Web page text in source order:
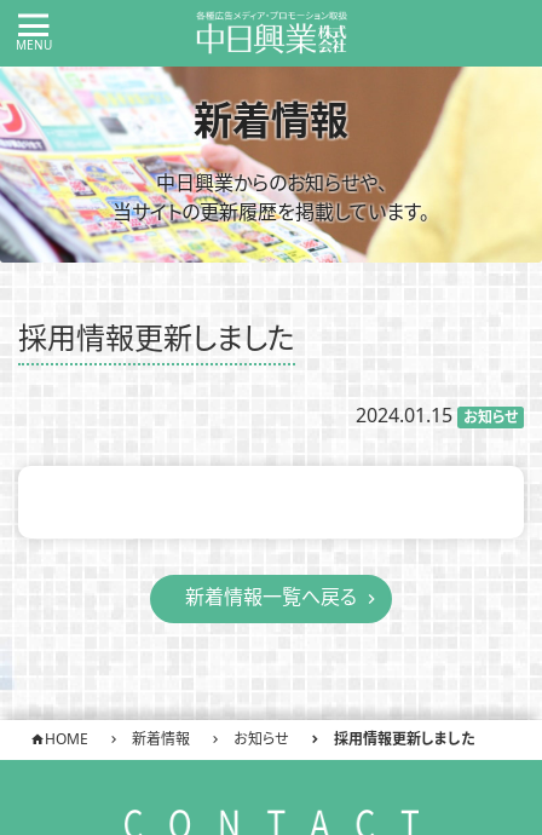
新着情報
中日興業からのお知らせや、
当サイトの更新履歴を掲載しています。
採用情報更新しました
2024.01.15 お知らせ
新着情報一覧へ戻る
HOME 新着情報 お知らせ 採用情報更新しました